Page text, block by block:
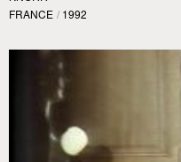
FRANCE / 1992